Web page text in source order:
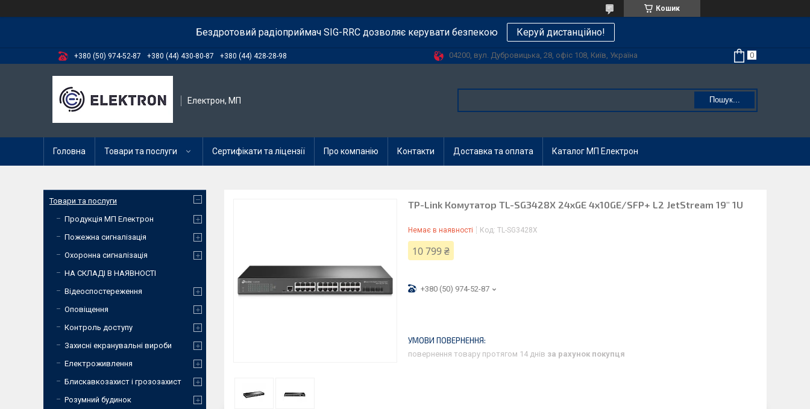
Кошик
Бездротовий радіоприймач SIG-RRC дозволяє керувати безпекою Керуй дистанційно!
+380 (50) 974-52-87 +380 (44) 430-80-87 +380 (44) 428-28-98 04200, вул. Дубровицька, 28, офіс 108, Київ, Україна
Електрон, МП Пошук...
Головна Товари та послуги Сертифікати та ліцензії Про компанію Контакти Доставка та оплата Каталог МП Електрон
TP-Link Комутатор TL-SG3428X 24xGE 4x10GE/SFP+ L2 JetStream 19" 1U
Немає в наявності Код: TL-SG3428X
10 799 ₴
+380 (50) 974-52-87
повернення товару протягом 14 днів за рахунок покупця
Товари та послуги
Продукція МП Електрон
Пожежна сигналізація
Охоронна сигналізація
НА СКЛАДІ В НАЯВНОСТІ
Відеоспостереження
Оповіщення
Контроль доступу
Захисні екранувальні вироби
Електроживлення
Блискавкозахист і грозозахист
Розумний будинок